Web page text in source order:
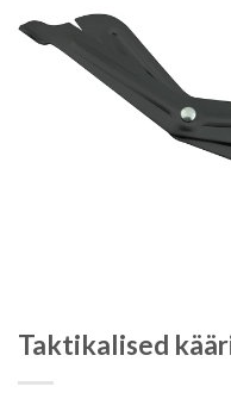
Taktikalised